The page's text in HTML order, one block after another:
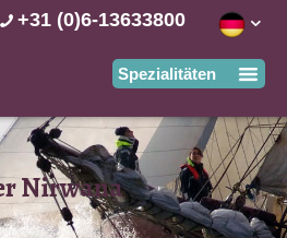
+31 (0)6-13633800
Nirwana